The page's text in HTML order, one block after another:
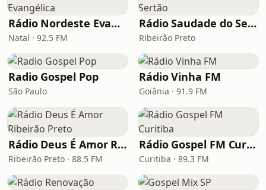
Rádio Nordeste Evangélica
Natal · 92.5 FM
Rádio Saudade do Sertão
Ribeirão Preto
Radio Gospel Pop
São Paulo
Rádio Vinha FM
Goiânia · 91.9 FM
Rádio Deus É Amor Ribeirão Preto
Ribeirão Preto · 88.5 FM
Rádio Gospel FM Curitiba
Curitiba · 89.3 FM